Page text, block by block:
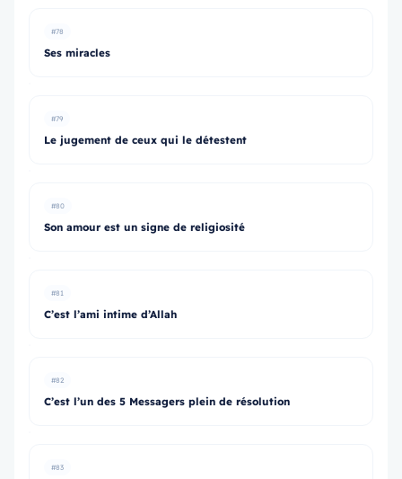
#78
Ses miracles
#79
Le jugement de ceux qui le détestent
#80
Son amour est un signe de religiosité
#81
C’est l’ami intime d’Allah
#82
C’est l’un des 5 Messagers plein de résolution
#83